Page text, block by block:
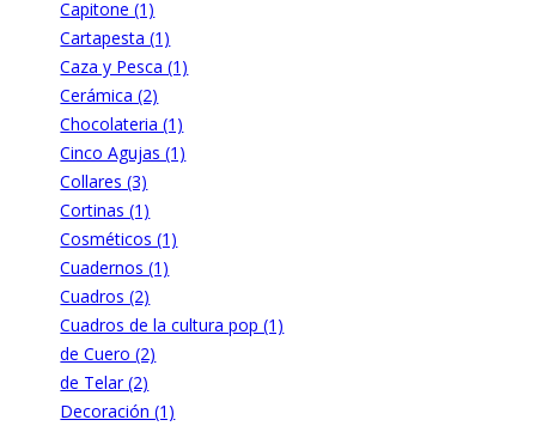
Capitone (1)
Cartapesta (1)
Caza y Pesca (1)
Cerámica (2)
Chocolateria (1)
Cinco Agujas (1)
Collares (3)
Cortinas (1)
Cosméticos (1)
Cuadernos (1)
Cuadros (2)
Cuadros de la cultura pop (1)
de Cuero (2)
de Telar (2)
Decoración (1)